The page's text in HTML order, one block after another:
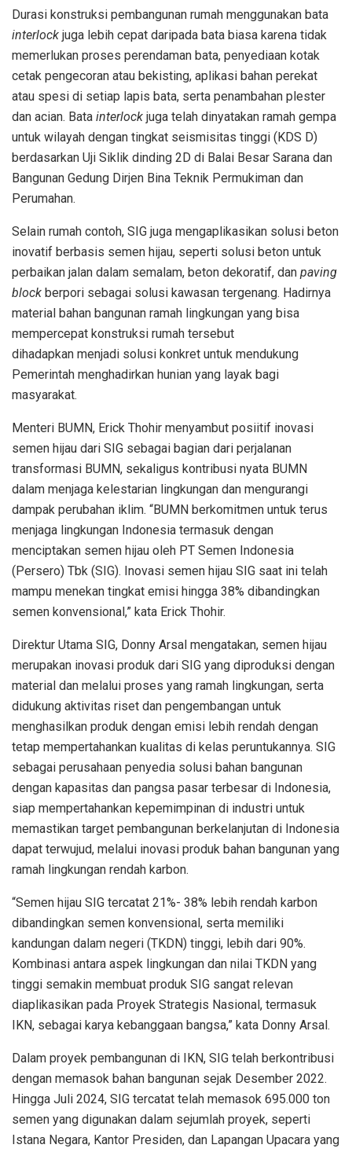
Durasi konstruksi pembangunan rumah menggunakan bata
interlock juga lebih cepat daripada bata biasa karena tidak
memerlukan proses perendaman bata, penyediaan kotak
cetak pengecoran atau bekisting, aplikasi bahan perekat
atau spesi di setiap lapis bata, serta penambahan plester
dan acian. Bata interlock juga telah dinyatakan ramah gempa
untuk wilayah dengan tingkat seismisitas tinggi (KDS D)
berdasarkan Uji Siklik dinding 2D di Balai Besar Sarana dan
Bangunan Gedung Dirjen Bina Teknik Permukiman dan
Perumahan.
Selain rumah contoh, SIG juga mengaplikasikan solusi beton
inovatif berbasis semen hijau, seperti solusi beton untuk
perbaikan jalan dalam semalam, beton dekoratif, dan paving
block berpori sebagai solusi kawasan tergenang. Hadirnya
material bahan bangunan ramah lingkungan yang bisa
mempercepat konstruksi rumah tersebut
dihadapkan menjadi solusi konkret untuk mendukung
Pemerintah menghadirkan hunian yang layak bagi
masyarakat.
Menteri BUMN, Erick Thohir menyambut posiitif inovasi
semen hijau dari SIG sebagai bagian dari perjalanan
transformasi BUMN, sekaligus kontribusi nyata BUMN
dalam menjaga kelestarian lingkungan dan mengurangi
dampak perubahan iklim. “BUMN berkomitmen untuk terus
menjaga lingkungan Indonesia termasuk dengan
menciptakan semen hijau oleh PT Semen Indonesia
(Persero) Tbk (SIG). Inovasi semen hijau SIG saat ini telah
mampu menekan tingkat emisi hingga 38% dibandingkan
semen konvensional,” kata Erick Thohir.
Direktur Utama SIG, Donny Arsal mengatakan, semen hijau
merupakan inovasi produk dari SIG yang diproduksi dengan
material dan melalui proses yang ramah lingkungan, serta
didukung aktivitas riset dan pengembangan untuk
menghasilkan produk dengan emisi lebih rendah dengan
tetap mempertahankan kualitas di kelas peruntukannya. SIG
sebagai perusahaan penyedia solusi bahan bangunan
dengan kapasitas dan pangsa pasar terbesar di Indonesia,
siap mempertahankan kepemimpinan di industri untuk
memastikan target pembangunan berkelanjutan di Indonesia
dapat terwujud, melalui inovasi produk bahan bangunan yang
ramah lingkungan rendah karbon.
“Semen hijau SIG tercatat 21%- 38% lebih rendah karbon
dibandingkan semen konvensional, serta memiliki
kandungan dalam negeri (TKDN) tinggi, lebih dari 90%.
Kombinasi antara aspek lingkungan dan nilai TKDN yang
tinggi semakin membuat produk SIG sangat relevan
diaplikasikan pada Proyek Strategis Nasional, termasuk
IKN, sebagai karya kebanggaan bangsa,” kata Donny Arsal.
Dalam proyek pembangunan di IKN, SIG telah berkontribusi
dengan memasok bahan bangunan sejak Desember 2022.
Hingga Juli 2024, SIG tercatat telah memasok 695.000 ton
semen yang digunakan dalam sejumlah proyek, seperti
Istana Negara, Kantor Presiden, dan Lapangan Upacara yang